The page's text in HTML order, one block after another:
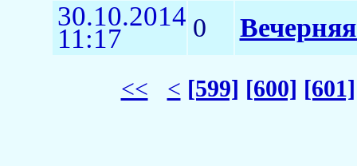
30.10.2014
11:17 0
<< < [599] [600] [601]